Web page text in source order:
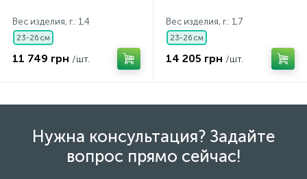
Вес изделия, г.: 1,4
23-26 см
11 749 грн /шт.
Вес изделия, г.: 1,7
23-26 см
14 205 грн /шт.
Нужна консультация? Задайте
вопрос прямо сейчас!